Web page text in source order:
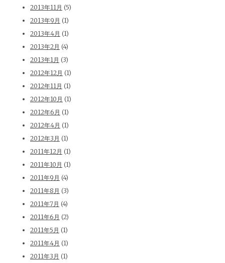
2013年11月 (5)
2013年9月 (1)
2013年4月 (1)
2013年2月 (4)
2013年1月 (3)
2012年12月 (1)
2012年11月 (1)
2012年10月 (1)
2012年6月 (1)
2012年4月 (1)
2012年3月 (1)
2011年12月 (1)
2011年10月 (1)
2011年9月 (4)
2011年8月 (3)
2011年7月 (4)
2011年6月 (2)
2011年5月 (1)
2011年4月 (1)
2011年3月 (1)